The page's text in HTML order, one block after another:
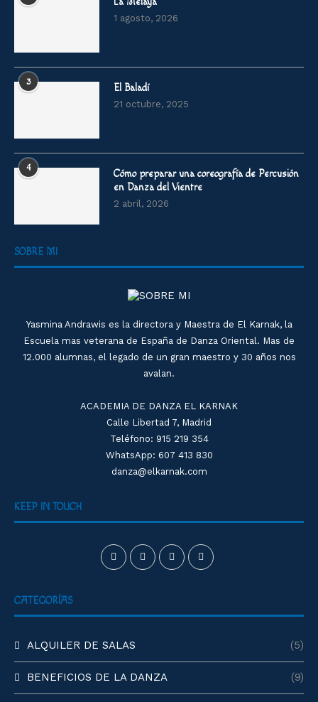
1 agosto, 2026
3
El Baladí
21 octubre, 2025
4
Cómo preparar una coreografía de Percusión
en Danza del Vientre
2 abril, 2026
SOBRE MI
Yasmina Andrawis es la directora y Maestra de El Karnak, la
Escuela mas veterana de España de Danza Oriental. Mas de
12.000 alumnas, el legado de un gran maestro y 30 años nos
avalan.
ACADEMIA DE DANZA EL KARNAK
Calle Libertad 7, Madrid
Teléfono: 915 219 354
WhatsApp: 607 413 830
danza@elkarnak.com
KEEP IN TOUCH
CATEGORÍAS
ALQUILER DE SALAS (5)
BENEFICIOS DE LA DANZA (9)